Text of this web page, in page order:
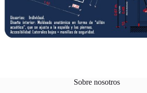
Sobre nosotros